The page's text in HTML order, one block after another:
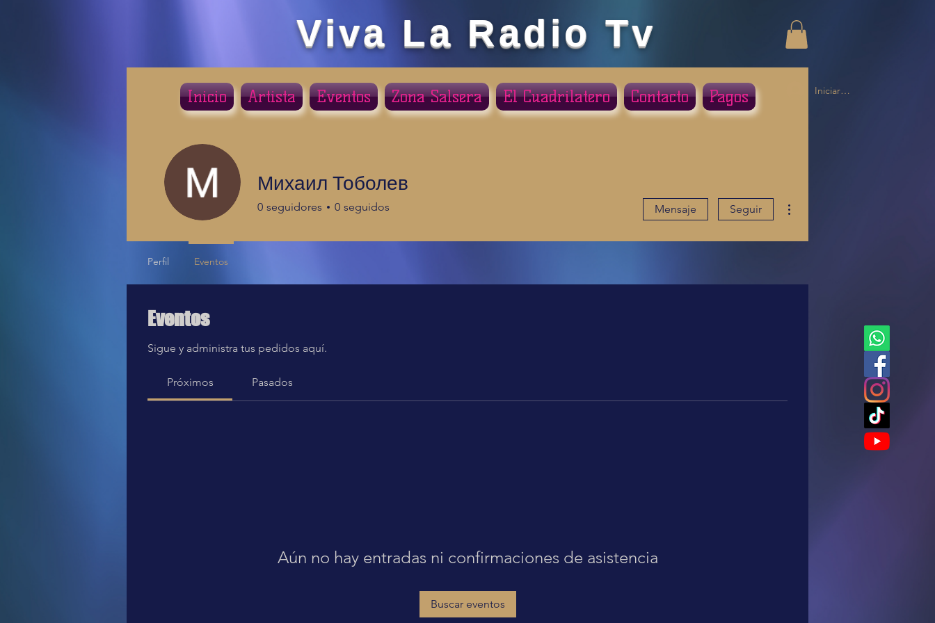
Viva La Radio Tv
Iniciar sesión
Eventos
Sigue y administra tus pedidos aquí.
Próximos Pasados
Aún no hay entradas ni confirmaciones de asistencia
Buscar eventos
Михаил Тоболев
0 seguidores 0 seguidos Mensaje Seguir
Perfil Eventos
Inicio Artista Eventos Zona Salsera El Cuadrilatero Contacto Pagos